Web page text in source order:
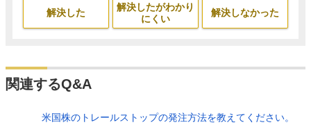
解決した
解決したがわかり
にくい
解決しなかった
関連するQ&A
米国株のトレールストップの発注方法を教えてください。